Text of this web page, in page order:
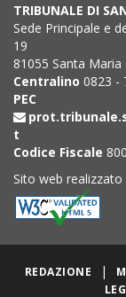
TRIBUNALE DI
Sede Principale e
19
81055 Santa Maria
Centralino 0823 -
PEC
t
Codice Fiscale
Sito web realizzato
REDAZIONE |